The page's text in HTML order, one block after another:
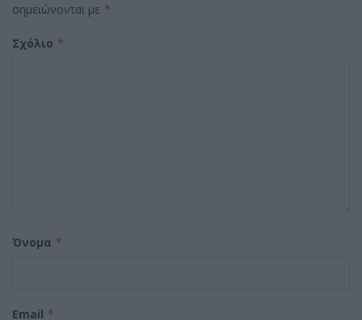
σημειώνονται με *
Σχόλιο *
Όνομα *
Email *